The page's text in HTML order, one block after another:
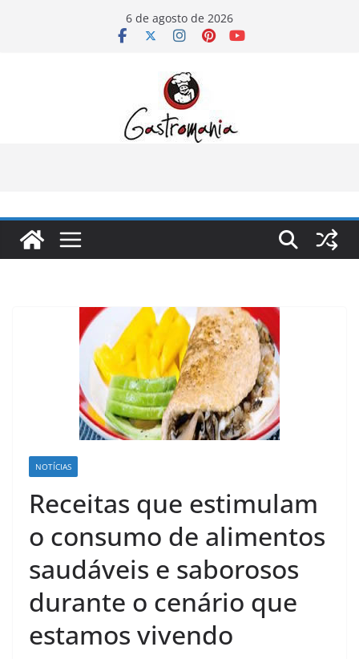
6 de agosto de 2026
NOTÍCIAS
Receitas que estimulam
o consumo de alimentos
saudáveis e saborosos
durante o cenário que
estamos vivendo